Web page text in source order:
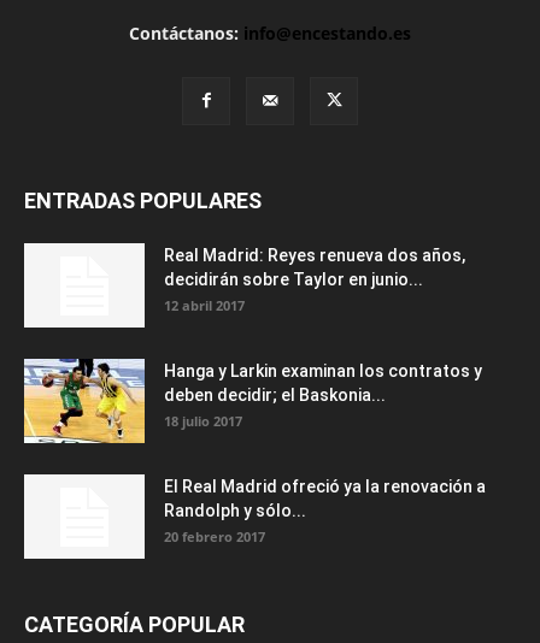
Contáctanos: info@encestando.es
ENTRADAS POPULARES
Real Madrid: Reyes renueva dos años,
decidirán sobre Taylor en junio...
12 abril 2017
Hanga y Larkin examinan los contratos y
deben decidir; el Baskonia...
18 julio 2017
El Real Madrid ofreció ya la renovación a
Randolph y sólo...
20 febrero 2017
CATEGORÍA POPULAR